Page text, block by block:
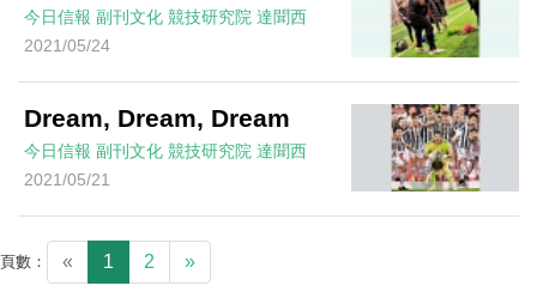
今日信報 副刊文化 競技研究院 達聞西
2021/05/24
Dream, Dream, Dream
今日信報 副刊文化 競技研究院 達聞西
2021/05/21
頁數： « 1 2 »